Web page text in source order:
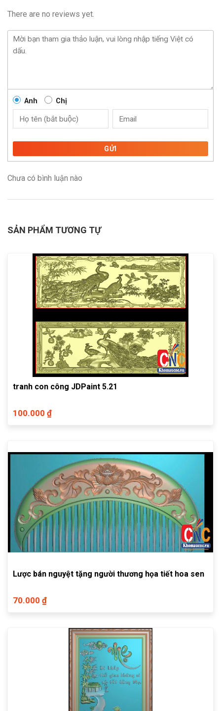
There are no reviews yet.
Anh Chị
GỬI
Chưa có bình luận nào
SẢN PHẨM TƯƠNG TỰ
tranh con công JDPaint 5.21
100.000 ₫
Lược bán nguyệt tặng người thương họa tiết hoa sen
70.000 ₫